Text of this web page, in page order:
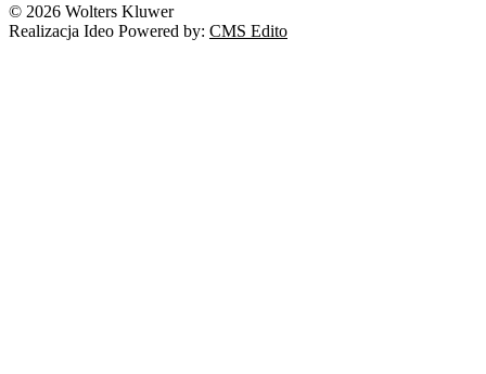
© 2026 Wolters Kluwer
Realizacja Ideo Powered by: CMS Edito